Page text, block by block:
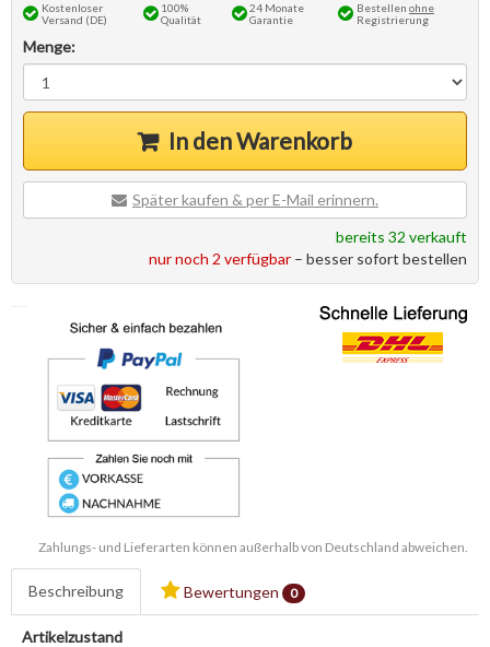
Kostenloser
Versand (DE)
100%
Qualität
24 Monate
Garantie
Bestellen ohne
Registrierung
Menge:
In den Warenkorb
Später kaufen & per E-Mail erinnern.
bereits 32 verkauft
nur noch 2 verfügbar – besser sofort bestellen
Zahlungs- und Lieferarten können außerhalb von Deutschland abweichen.
Beschreibung Bewertungen 0
Artikelzustand